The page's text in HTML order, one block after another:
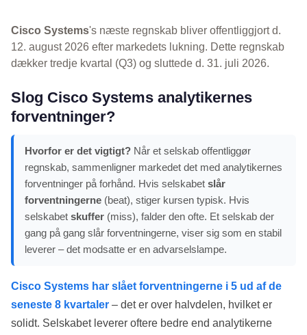
Cisco Systems's næste regnskab bliver offentliggjort d.
12. august 2026 efter markedets lukning. Dette regnskab
dækker tredje kvartal (Q3) og sluttede d. 31. juli 2026.
Slog Cisco Systems analytikernes
forventninger?
Hvorfor er det vigtigt? Når et selskab offentliggør
regnskab, sammenligner markedet det med analytikernes
forventninger på forhånd. Hvis selskabet slår
forventningerne (beat), stiger kursen typisk. Hvis
selskabet skuffer (miss), falder den ofte. Et selskab der
gang på gang slår forventningerne, viser sig som en stabil
leverer – det modsatte er en advarselslampe.
Cisco Systems har slået forventningerne i 5 ud af de
seneste 8 kvartaler – det er over halvdelen, hvilket er
solidt. Selskabet leverer oftere bedre end analytikerne